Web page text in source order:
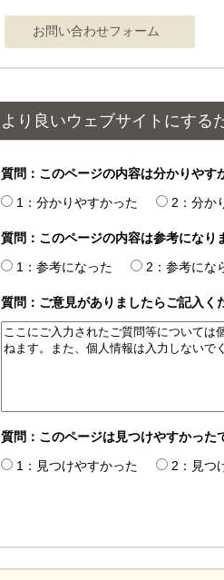
より良いウェブサイトにする
質問：このページの内容は分かりやす
1：分かりやすかった
2：分か
質問：このページの内容は参考になり
1：参考になった
2：参考にな
質問：ご意見がありましたらご記入く
質問：このページは見つけやすかった
1：見つけやすかった
2：見つ